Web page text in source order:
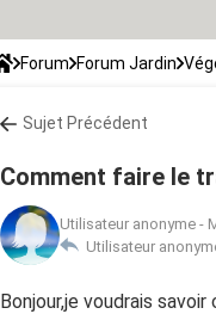
Forum Forum Jardin
Sujet Précédent
Comment faire le
Utilisateur anonyme -
Utilisateur
Bonjour,je voudrais